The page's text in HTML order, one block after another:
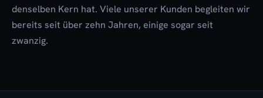
denselben Kern hat. Viele unserer Kunden begleiten wir
bereits seit über zehn Jahren, einige sogar seit
zwanzig.